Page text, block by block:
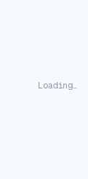
Loading…